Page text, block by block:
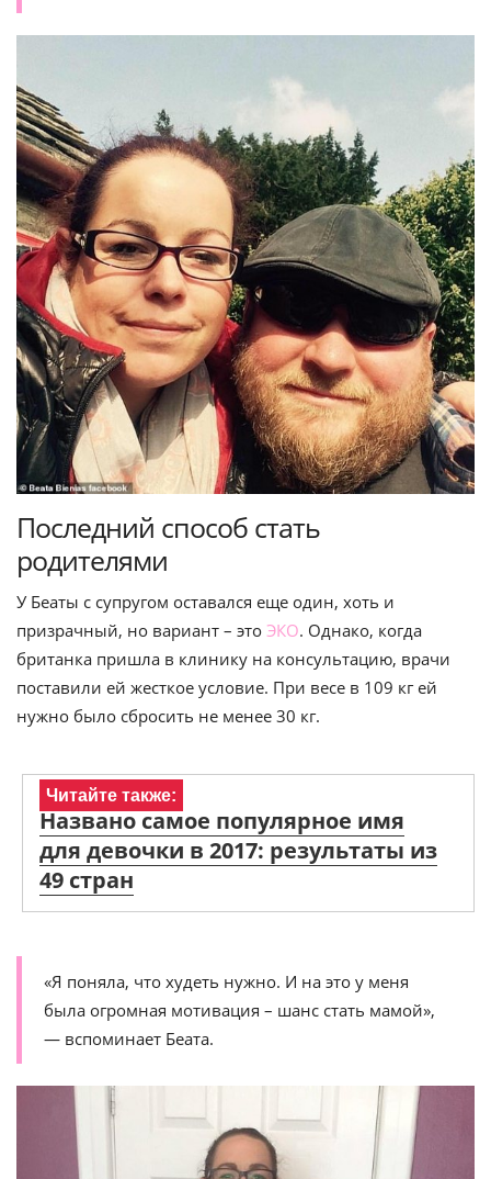
Последний способ стать
родителями
У Беаты с супругом оставался еще один, хоть и
призрачный, но вариант – это ЭКО. Однако, когда
британка пришла в клинику на консультацию, врачи
поставили ей жесткое условие. При весе в 109 кг ей
нужно было сбросить не менее 30 кг.
Читайте также:
Названо самое популярное имя
для девочки в 2017: результаты из
49 стран
«Я поняла, что худеть нужно. И на это у меня
была огромная мотивация – шанс стать мамой»,
— вспоминает Беата.